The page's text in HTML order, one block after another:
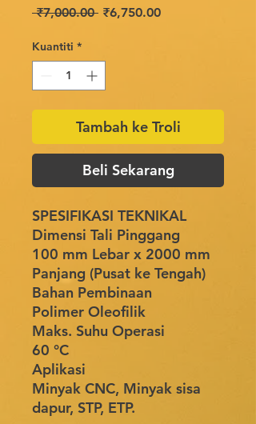
₹7,000.00 Harga
₹6,750.00Harga
Kuantiti *
Tambah ke Troli
Beli Sekarang
SPESIFIKASI TEKNIKAL
Dimensi Tali Pinggang
100 mm Lebar x 2000 mm
Panjang (Pusat ke Tengah)
Bahan Pembinaan
Polimer Oleofilik
Maks. Suhu Operasi
60 °C
Aplikasi
Minyak CNC, Minyak sisa
dapur, STP, ETP.